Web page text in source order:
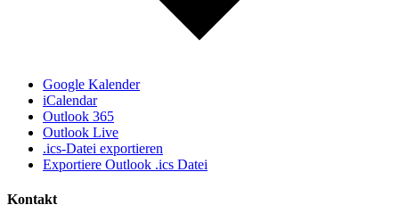
Google Kalender
iCalendar
Outlook 365
Outlook Live
.ics-Datei exportieren
Exportiere Outlook .ics Datei
Kontakt